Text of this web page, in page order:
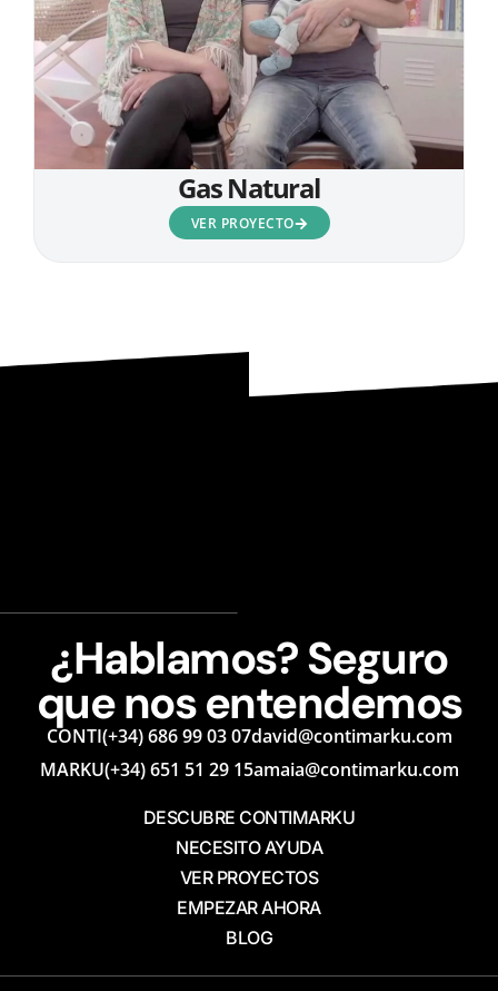
Gas Natural
VER PROYECTO
¿Hablamos? Seguro
que nos entendemos
CONTI(+34) 686 99 03 07david@contimarku.com
MARKU(+34) 651 51 29 15amaia@contimarku.com
DESCUBRE CONTIMARKU
NECESITO AYUDA
VER PROYECTOS
EMPEZAR AHORA
BLOG